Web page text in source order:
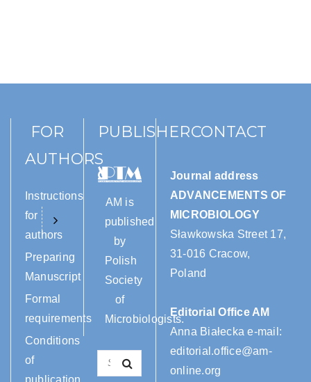
FOR
AUTHORS
Instructions
for
authors
Preparing
Manuscript
Formal
requirements
Conditions
of
publication
PUBLISHER
AM is
published
by
Polish
Society
of
Microbiologists.
CONTACT
Journal address
ADVANCEMENTS OF
MICROBIOLOGY
Sławkowska Street 17,
31-016 Cracow,
Poland
Editorial Office AM
Anna Białecka e-mail:
editorial.office@am-
online.org